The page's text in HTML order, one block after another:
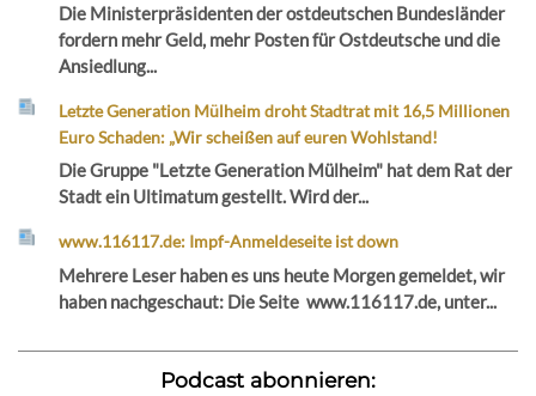
Die Ministerpräsidenten der ostdeutschen Bundesländer
fordern mehr Geld, mehr Posten für Ostdeutsche und die
Ansiedlung...
Letzte Generation Mülheim droht Stadtrat mit 16,5 Millionen
Euro Schaden: „Wir scheißen auf euren Wohlstand!
Die Gruppe "Letzte Generation Mülheim" hat dem Rat der
Stadt ein Ultimatum gestellt. Wird der...
www.116117.de: Impf-Anmeldeseite ist down
Mehrere Leser haben es uns heute Morgen gemeldet, wir
haben nachgeschaut: Die Seite www.116117.de, unter...
Podcast abonnieren: